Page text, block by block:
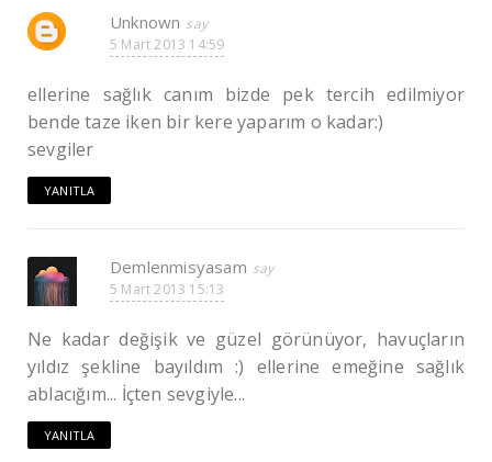
Unknown
5 Mart 2013 14:59
ellerine sağlık canım bizde pek tercih edilmiyor
bende taze iken bir kere yaparım o kadar:)
sevgiler
YANITLA
Demlenmisyasam
5 Mart 2013 15:13
Ne kadar değişik ve güzel görünüyor, havuçların
yıldız şekline bayıldım :) ellerine emeğine sağlık
ablacığım... İçten sevgiyle...
YANITLA